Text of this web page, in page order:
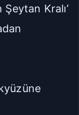
Şeytan Kralı’